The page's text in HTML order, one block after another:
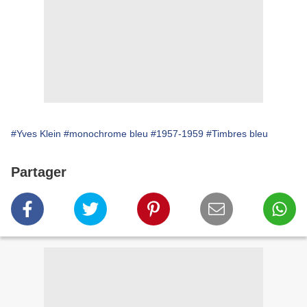
#Yves Klein #monochrome bleu #1957-1959 #Timbres bleu
Partager